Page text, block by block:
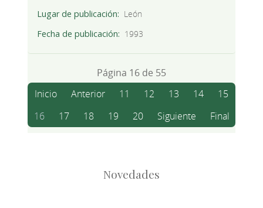
Lugar de publicación
León
Fecha de publicación
1993
Página 16 de 55
Inicio
Anterior 11 12 13 14
15
16
17 18 19 20 Siguiente Final
Novedades